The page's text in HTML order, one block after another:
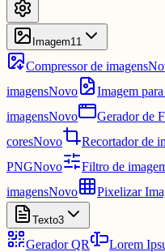
Imagem11
Compressor de imagens
imagensNovo Imagem
imagensNovo Gerador de
coresNovo Recortador de
PNGNovo Filtro de
imagensNovo Pixelizar
Texto3
Gerador QR Lorem